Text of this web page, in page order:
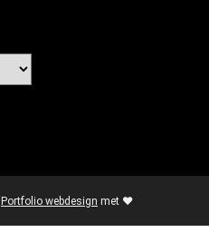
Portfolio webdesign met ❤️